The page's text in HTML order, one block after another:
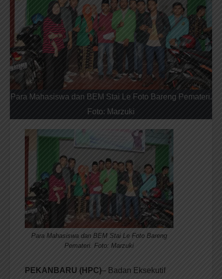
Para Mahasiswa dan BEM Stai Le Foto Bareng Pemateri.
Foto: Marzuki
Para Mahasiswa dan BEM Stai Le Foto Bareng
Pemateri. Foto: Marzuki
PEKANBARU (HPC)– Badan Eksekutif